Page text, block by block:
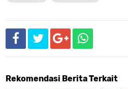
Rekomendasi Berita Terkait